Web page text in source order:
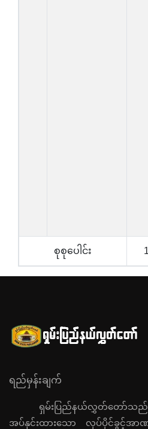
စုစုပေါင်း
ရည်မှန်းချက်
ရှမ်းပြည်နယ်လွှတ်တော်သ
အပ်နှင်းထားသော လုပ်ပိုင်ခွင့်အာ